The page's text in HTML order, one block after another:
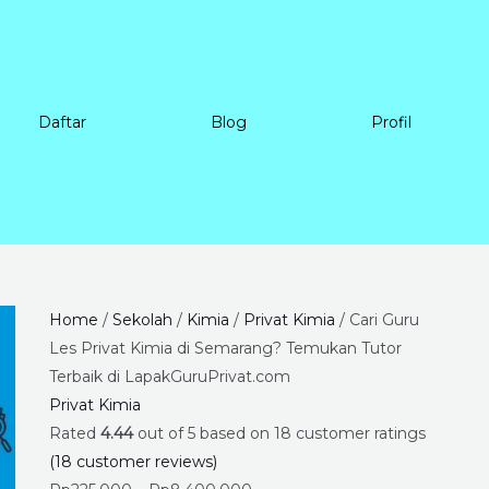
Daftar Blog Profil
Home / Sekolah / Kimia / Privat Kimia / Cari Guru
Les Privat Kimia di Semarang? Temukan Tutor
Terbaik di LapakGuruPrivat.com
Privat Kimia
Rated 4.44out of 5 based on 18 customer ratings
(18 customer reviews)
Price
range:
Rp225.000
Rp8.400.000
Cari
Guru
Les
Privat
Kimia
di